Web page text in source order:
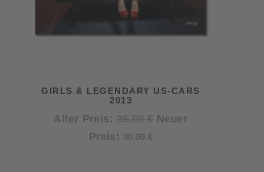
GIRLS & LEGENDARY US-CARS
2013
Alter Preis:
Ursprünglicher
Neuer
Preis: 30,00 €Aktueller